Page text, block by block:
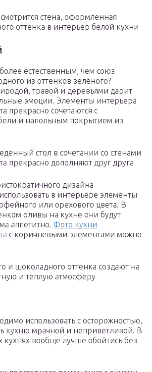
стена, оформленная
оттенка в интерьер белой кухни
естественным, чем союз
из оттенков зелёного?
травой и деревьями дарит
эмоции. Элементы интерьера
прекрасно сочетаются с
и напольным покрытием из
стол в сочетании со стенами
прекрасно дополняют друг друга
дизайна
в интерьере элементы
или орехового цвета. В
оливы на кухне они будут
аппетитно. Фото кухни
с коричневыми элементами можно
и шоколадного оттенка создают на
и тёплую атмосферу
использовать с осторожностью,
кухню мрачной и неприветливой. В
кухнях вообще лучше обойтись без